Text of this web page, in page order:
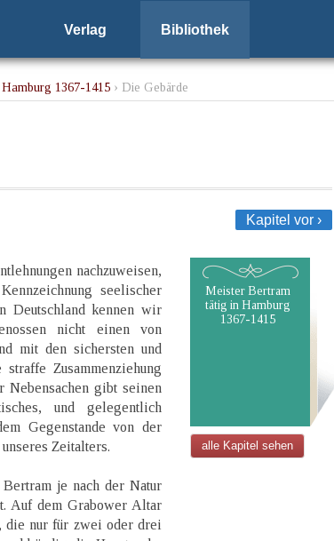
Verlag Bibliothek
1367-1415 › Die Gebärde
Kapitel vor ›
nachzuweisen,
seelischer
Deutschland kennen wir
nicht einen von
mit den sichersten und
Zusammenziehung
gibt seinen
und gelegentlich
Gegenstande von der
Zeitalters.
je nach der Natur
Auf dem Grabower Altar
die nur für zwei oder drei
Meister Bertram
tätig in Hamburg
1367-1415
alle Kapitel sehen